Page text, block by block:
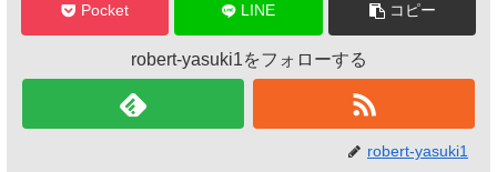
Pocket LINE コピー
robert-yasuki1をフォローする
robert-yasuki1